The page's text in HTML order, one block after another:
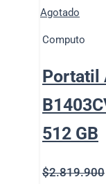
Agotado
Computo
Portatil
512 GB
$2.819.900